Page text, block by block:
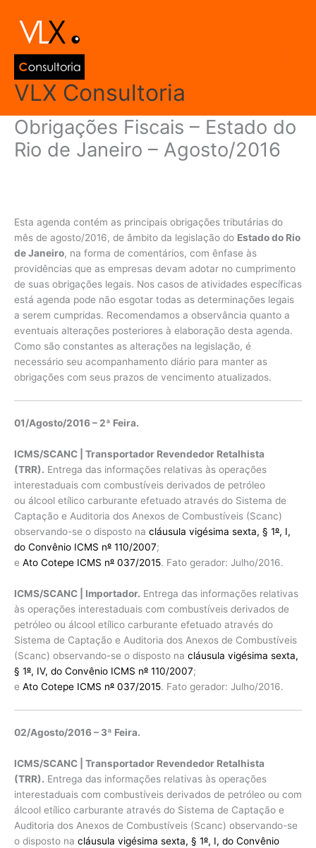
para
conteúdo
VLX Consultoria
Obrigações Fiscais – Estado do
Rio de Janeiro – Agosto/2016
Esta agenda contém as principais obrigações tributárias do
mês de agosto/2016, de âmbito da legislação do Estado do Rio
de Janeiro, na forma de comentários, com ênfase às
providências que as empresas devam adotar no cumprimento
de suas obrigações legais. Nos casos de atividades específicas
está agenda pode não esgotar todas as determinações legais
a serem cumpridas. Recomendamos a observância quanto a
eventuais alterações posteriores à elaboração desta agenda.
Como são constantes as alterações na legislação, é
necessário seu acompanhamento diário para manter as
obrigações com seus prazos de vencimento atualizados.
01/Agosto/2016 – 2ª Feira.
ICMS/SCANC | Transportador Revendedor Retalhista
(TRR). Entrega das informações relativas às operações
interestaduais com combustíveis derivados de petróleo
ou álcool etílico carburante efetuado através do Sistema de
Captação e Auditoria dos Anexos de Combustíveis (Scanc)
observando-se o disposto na cláusula vigésima sexta, § 1º, I,
do Convênio ICMS nº 110/2007;
e Ato Cotepe ICMS nº 037/2015. Fato gerador: Julho/2016.
ICMS/SCANC | Importador. Entrega das informações relativas
às operações interestaduais com combustíveis derivados de
petróleo ou álcool etílico carburante efetuado através do
Sistema de Captação e Auditoria dos Anexos de Combustíveis
(Scanc) observando-se o disposto na cláusula vigésima sexta,
§ 1º, IV, do Convênio ICMS nº 110/2007;
e Ato Cotepe ICMS nº 037/2015. Fato gerador: Julho/2016.
02/Agosto/2016 – 3ª Feira.
ICMS/SCANC | Transportador Revendedor Retalhista
(TRR). Entrega das informações relativas às operações
interestaduais com combustíveis derivados de petróleo ou com
álcool etílico carburante através do Sistema de Captação e
Auditoria dos Anexos de Combustíveis (Scanc) observando-se
o disposto na cláusula vigésima sexta, § 1º, I, do Convênio